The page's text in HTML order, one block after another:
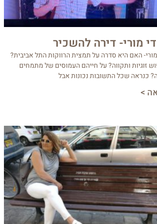
מורי- דירה להשכיר
האם היא סדרה על תמצית הרווקות התל אביבית?
זוגיות ותקווה? על חייהם העמוסים של מתמחים
כנראה שכל התשובות נכונות אבל
>